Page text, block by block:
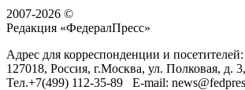
2007-2026 ©
Редакция «ФедералПресс»
Адрес для корреспонденции и посетителей:
127018, Россия, г.Москва, ул. Полковая, д.
Тел.+7(499) 112-35-89 E-mail: